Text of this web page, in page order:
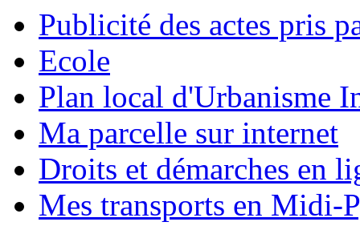
Publicité des actes pris
Ecole
Plan local d'Urbanisme
Ma parcelle sur internet
Droits et démarches en
Mes transports en Midi-